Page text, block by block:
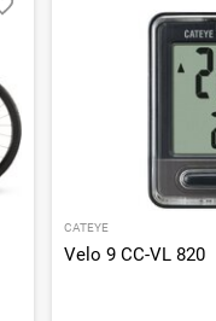
CATEYE
Velo 9 CC-VL 820